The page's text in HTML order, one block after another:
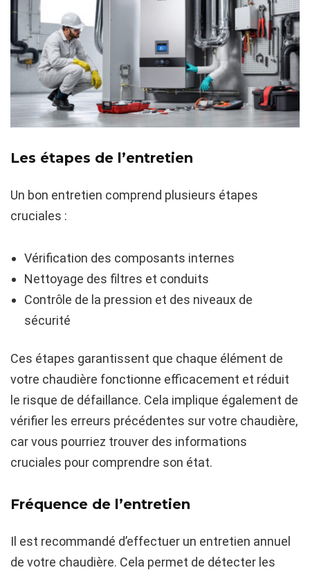
Les étapes de l’entretien
Un bon entretien comprend plusieurs étapes
cruciales :
Vérification des composants internes
Nettoyage des filtres et conduits
Contrôle de la pression et des niveaux de
sécurité
Ces étapes garantissent que chaque élément de
votre chaudière fonctionne efficacement et réduit
le risque de défaillance. Cela implique également de
vérifier les erreurs précédentes sur votre chaudière,
car vous pourriez trouver des informations
cruciales pour comprendre son état.
Fréquence de l’entretien
Il est recommandé d’effectuer un entretien annuel
de votre chaudière. Cela permet de détecter les